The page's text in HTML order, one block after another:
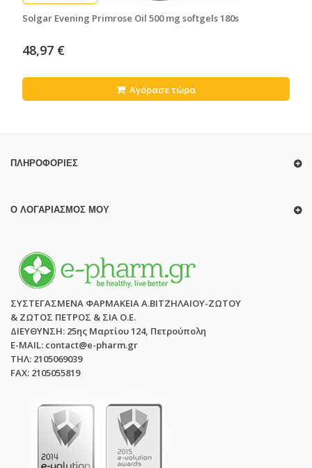
Solgar Evening Primrose Oil 500 mg softgels 180s
48,97 €
Αγόρασε τώρα
ΠΛΗΡΟΦΟΡΊΕΣ
Ο ΛΟΓΑΡΙΑΣΜΌΣ ΜΟΥ
ΣΥΣΤΕΓΑΣΜΕΝΑ ΦΑΡΜΑΚΕΙΑ Α.ΒΙΤΖΗΛΑΙΟΥ-ΖΩΤΟΥ
& ΖΩΤΟΣ ΠΕΤΡΟΣ & ΣΙΑ Ο.Ε.
ΔΙΕΥΘΥΝΣΗ: 25ης Μαρτίου 124, Πετρούπολη
E-MAIL: contact@e-pharm.gr
ΤΗΛ: 2105069039
FAX: 2105055819